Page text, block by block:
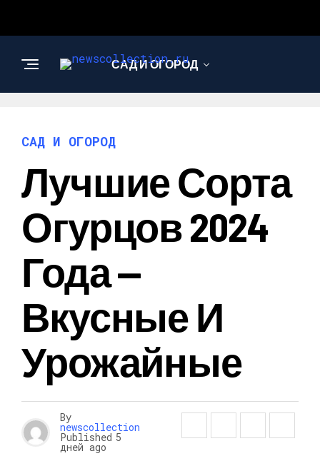
САД И ОГОРОД
САД И ОГОРОД
Лучшие Сорта
Огурцов 2024
Года —
Вкусные И
Урожайные
By
newscollection
Published 5
дней ago